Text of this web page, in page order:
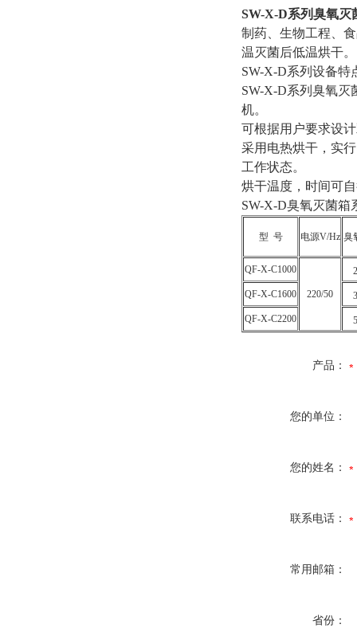
SW-X-D系列臭氧灭
制药、生物工程、
温灭菌后低温烘干。
SW-X-D系列设备特
SW-X-D系列臭氧灭
机。
可根据用户要求设
采用电热烘干，实
工作状态。
烘干温度，时间可
SW-X-D臭氧灭菌箱
型 号 电源V/Hz 臭
QF-X-C1000
220/50
QF-X-C1600
QF-X-C2200
产品：
您的单位：
您的姓名：
联系电话：
常用邮箱：
省份：